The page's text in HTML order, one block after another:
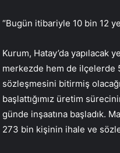
“Bugün itibariyle 10 bin 12
Kurum, Hatay’da yapılacak
merkezde hem de ilçelerde
sözleşmesini bitirmiş
başlattığımız üretim
günde inşaatına başladık.
273 bin kişinin ihale ve